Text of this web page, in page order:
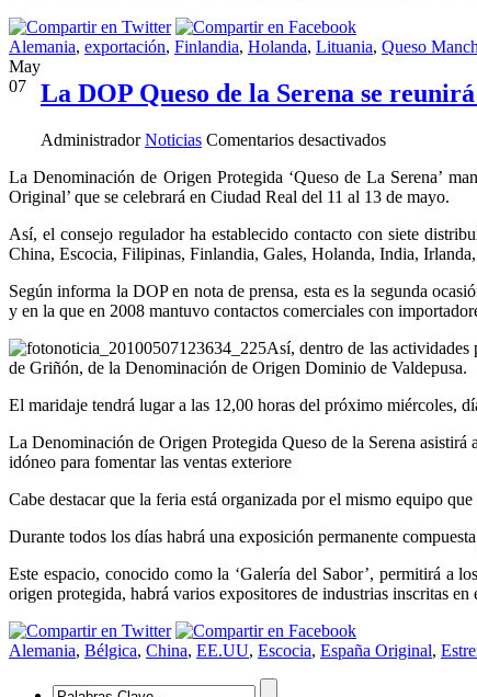
Alemania, exportación, Finlandia, Holanda, Lituania, Queso
May
07
La DOP Queso de la Serena se
Administrador Noticias Comentarios desactivadosen
DOP
Queso
la
Serena
reunirá
con
exportadores
y
distribuidores
de
países
el
certamen
‘España
La Denominación de Origen Protegida ‘Queso de La Serena’
Original’ que se celebrará en Ciudad Real del 11 al 13 de mayo.
Así, el consejo regulador ha establecido contacto con siete
China, Escocia, Filipinas, Finlandia, Gales, Holanda, India,
Según informa la DOP en nota de prensa, esta es la segunda
y en la que en 2008 mantuvo contactos comerciales con
Así, dentro de las actividades
de Griñón, de la Denominación de Origen Dominio de Valdepusa.
El maridaje tendrá lugar a las 12,00 horas del próximo miércoles,
La Denominación de Origen Protegida Queso de la Serena
idóneo para fomentar las ventas exteriore
Cabe destacar que la feria está organizada por el mismo equipo
Durante todos los días habrá una exposición permanente
Este espacio, conocido como la ‘Galería del Sabor’, permitirá a
origen protegida, habrá varios expositores de industrias inscritas en
Alemania, Bélgica, China, EE.UU, Escocia, España Original,